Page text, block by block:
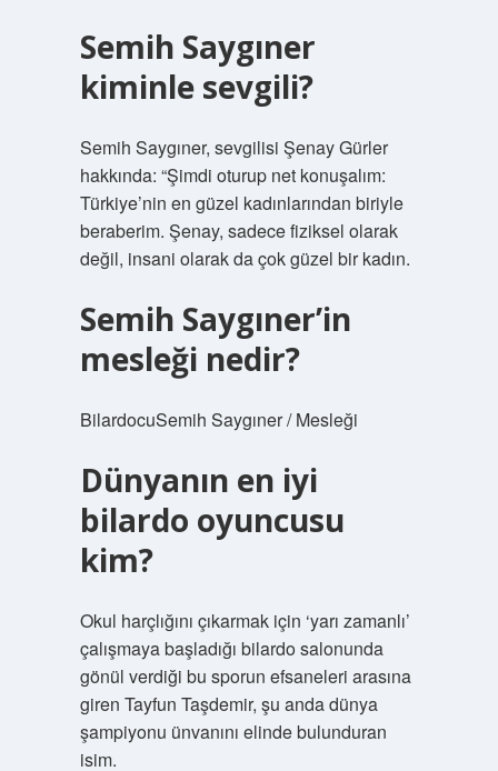
Semih Saygıner
kiminle sevgili?
Semih Saygıner, sevgilisi Şenay Gürler
hakkında: “Şimdi oturup net konuşalım:
Türkiye’nin en güzel kadınlarından biriyle
beraberim. Şenay, sadece fiziksel olarak
değil, insani olarak da çok güzel bir kadın.
Semih Saygıner’in
mesleği nedir?
BilardocuSemih Saygıner / Mesleği
Dünyanın en iyi
bilardo oyuncusu
kim?
Okul harçlığını çıkarmak için ‘yarı zamanlı’
çalışmaya başladığı bilardo salonunda
gönül verdiği bu sporun efsaneleri arasına
giren Tayfun Taşdemir, şu anda dünya
şampiyonu ünvanını elinde bulunduran
isim.